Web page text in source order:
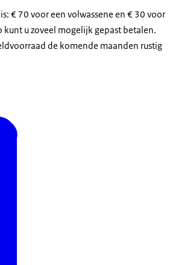
€ 70 voor een volwassene en € 30 voor
u zoveel mogelijk gepast betalen.
de komende maanden rustig